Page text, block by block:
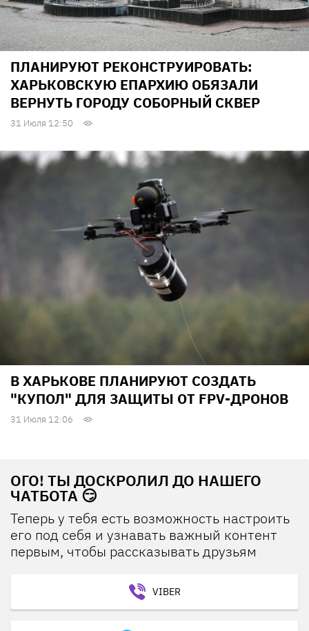
ПЛАНИРУЮТ РЕКОНСТРУИРОВАТЬ:
ХАРЬКОВСКУЮ ЕПАРХИЮ ОБЯЗАЛИ
ВЕРНУТЬ ГОРОДУ СОБОРНЫЙ СКВЕР
31 Июля 12:50
В ХАРЬКОВЕ ПЛАНИРУЮТ СОЗДАТЬ
"КУПОЛ" ДЛЯ ЗАЩИТЫ ОТ FPV-ДРОНОВ
31 Июля 12:06
ОГО! ТЫ ДОСКРОЛИЛ ДО НАШЕГО
ЧАТБОТА 😏
Теперь у тебя есть возможность настроить
его под себя и узнавать важный контент
первым, чтобы рассказывать друзьям
VIBER